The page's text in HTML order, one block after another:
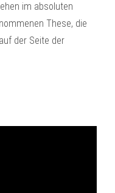
im absoluten
These, die
der Seite der